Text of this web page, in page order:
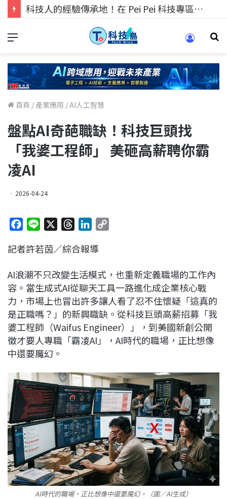
科技人的經驗傳承地！在 Pei Pei 科技專區，與學弟妹交流最硬核的技術
首頁 / 產業應用 /AI人工智慧
盤點AI奇葩職缺！科技巨頭找
「我婆工程師」 美砸高薪聘你霸
凌AI
2026-04-24
c
b
o
o
k
n
r
a
d
s
n
e
d
I
n
L
i
n
k
記者許若茵／綜合報導
AI浪潮不只改變生活模式，也重新定義職場的工作內
容。當生成式AI從聊天工具一路進化成企業核心戰
力，市場上也冒出許多讓人看了忍不住懷疑「這真的
是正職嗎？」的新興職缺。從科技巨頭高薪招募「我
婆工程師（Waifus Engineer）」，到美國新創公開
徵才要人專職「霸凌AI」，AI時代的職場，正比想像
中還要魔幻。
AI時代的職場，正比想像中還要魔幻。（圖／AI生成）